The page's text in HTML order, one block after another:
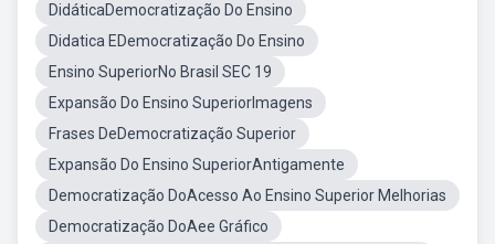
DidáticaDemocratização Do Ensino
Didatica EDemocratização Do Ensino
Ensino SuperiorNo Brasil SEC 19
Expansão Do Ensino SuperiorImagens
Frases DeDemocratização Superior
Expansão Do Ensino SuperiorAntigamente
Democratização DoAcesso Ao Ensino Superior Melhorias
Democratização DoAee Gráfico